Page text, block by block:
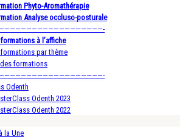
Phyto-Aromathérapie
Analyse occluso-posturale
à l’affiche
par thème
formations
Odenth
Odenth 2023
Odenth 2022
la Une